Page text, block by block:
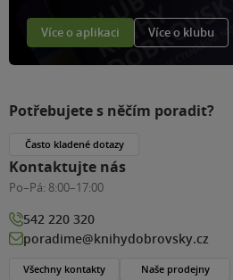
Více o aplikaci Více o klubu
Potřebujete s něčím poradit?
Často kladené dotazy
Kontaktujte nás
Po–Pá: 8:00–17:00
542 220 320
poradime@knihydobrovsky.cz
Všechny kontakty Naše prodejny